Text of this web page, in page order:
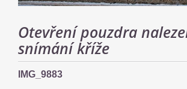
Otevření pouzdra
snímání kříže
IMG_9883